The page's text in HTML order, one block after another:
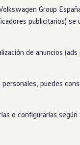
para el
la humedad y la
el espacio para los
Group
publicitarios)
de anuncios
puedes
o configurarlas